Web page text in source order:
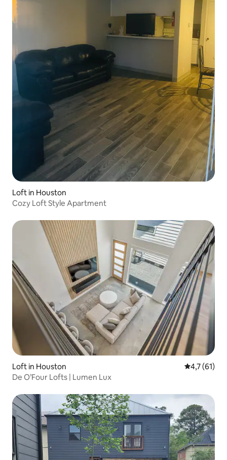
Loft in Houston
Cozy Loft Style Apartment
Loft in Houston
4,7 (61)
De O’Four Lofts | Lumen Lux